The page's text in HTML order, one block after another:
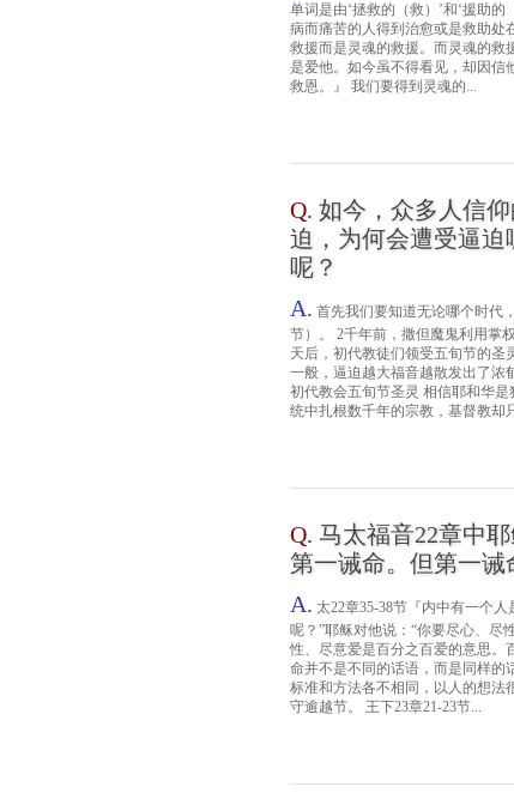
单词是由‘拯救的（救）’和‘援助
病而痛苦的人得到治愈或是救助处
救援而是灵魂的救援。而灵魂的救
是爱他。如今虽不得看见，却因信
救恩。』 我们要得到灵魂的...
Q. 如今，众多人信
迫，为何会遭受逼迫
呢？
A. 首先我们要知道无论哪个时代
节）。 2千年前，撒但魔鬼利用掌
天后，初代教徒们领受五旬节的圣
一般，逼迫越大福音越散发出了浓
初代教会五旬节圣灵 相信耶和华
统中扎根数千年的宗教，基督教却
Q. 马太福音22章中
第一诫命。但第一诫
A. 太22章35-38节『内中有一个
呢？”耶稣对他说：“你要尽心、尽
性、尽意爱是百分之百爱的意思。
命并不是不同的话语，而是同样的
标准和方法各不相同，以人的想法
守逾越节。 王下23章21-23节...